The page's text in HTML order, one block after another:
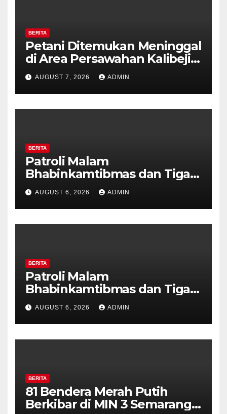
BERITA
Petani Ditemukan Meninggal
di Area Persawahan Kalibeji,
Polisi Pastikan Tidak Ada
Tanda Kekerasan
AUGUST 7, 2026 ADMIN
BERITA
Patroli Malam
Bhabinkamtibmas dan Tiga
Pilar Kelurahan Ungaran
Perkuat Kamtibmas, Warga
Diajak Aktifkan Ronda
AUGUST 6, 2026 ADMIN
BERITA
Patroli Malam
Bhabinkamtibmas dan Tiga
Pilar Kelurahan Ungaran
Perkuat Kamtibmas, Warga
Diajak Aktifkan Ronda
AUGUST 6, 2026 ADMIN
BERITA
81 Bendera Merah Putih
Berkibar di MIN 3 Semarang,